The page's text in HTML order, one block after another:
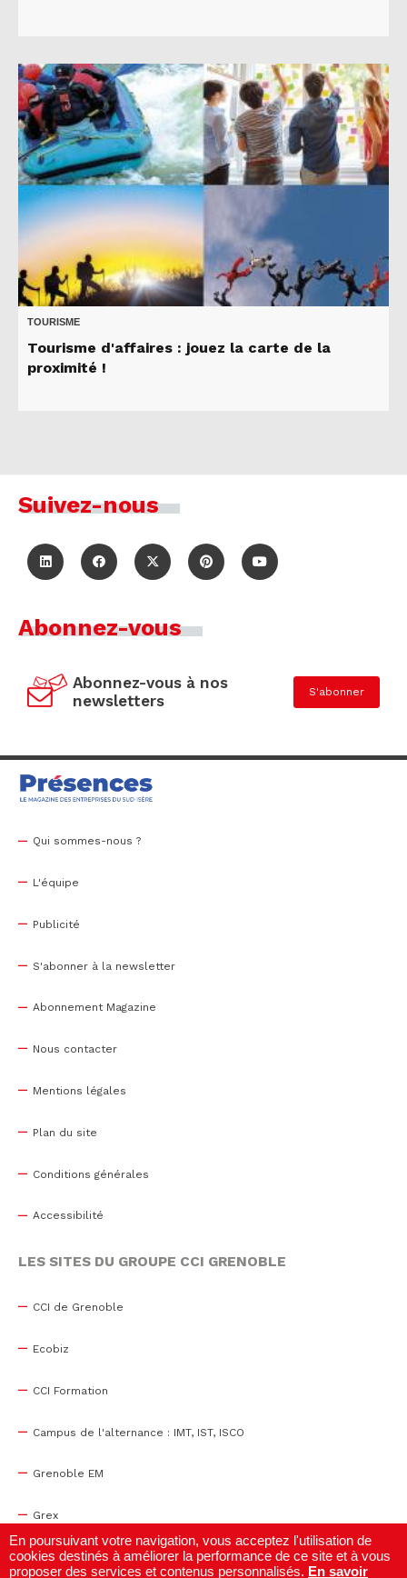
TOURISME
Tourisme d'affaires : jouez la carte de la
proximité !
Suivez-nous
Abonnez-vous
Abonnez-vous à nos
newsletters
S'abonner
Qui sommes-nous ?
L'équipe
Publicité
S'abonner à la newsletter
Abonnement Magazine
Nous contacter
Mentions légales
Plan du site
Conditions générales
Accessibilité
LES SITES DU GROUPE CCI GRENOBLE
CCI de Grenoble
Ecobiz
CCI Formation
Campus de l'alternance : IMT, IST, ISCO
Grenoble EM
Grex
WTC Grenoble
En poursuivant votre navigation, vous acceptez l'utilisation de
cookies destinés à améliorer la performance de ce site et à vous
proposer des services et contenus personnalisés. En savoir